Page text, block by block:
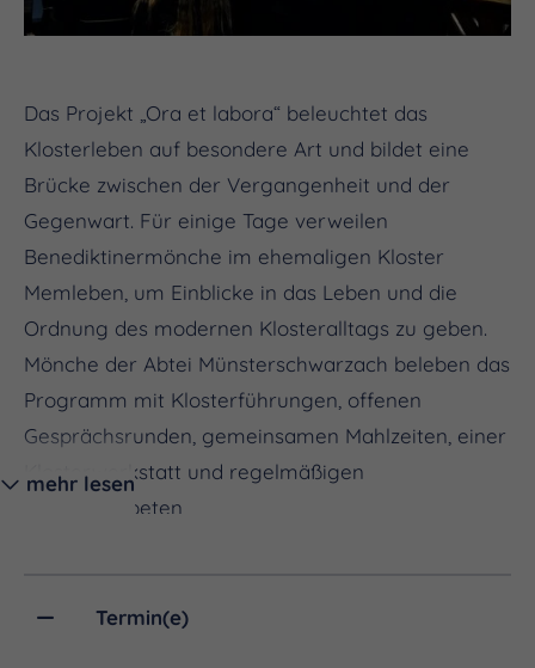
Das Projekt „Ora et labora“ beleuchtet das
Klosterleben auf besondere Art und bildet eine
Brücke zwischen der Vergangenheit und der
Gegenwart. Für einige Tage verweilen
Benediktinermönche im ehemaligen Kloster
Memleben, um Einblicke in das Leben und die
Ordnung des modernen Klosteralltags zu geben.
Mönche der Abtei Münsterschwarzach beleben das
Programm mit Klosterführungen, offenen
Gesprächsrunden, gemeinsamen Mahlzeiten, einer
Klosterwerkstatt und regelmäßigen
Stundengebeten
mehr lesen
Termin(e)